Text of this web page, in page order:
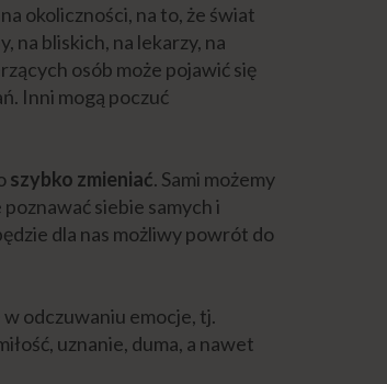
okoliczności, na to, że świat
na bliskich, na lekarzy, na
osób może pojawić się
Inni mogą poczuć
szybko zmieniać. Sami możemy
siebie samych i
dla nas możliwy powrót do
odczuwaniu emocje, tj.
uznanie, duma, a nawet